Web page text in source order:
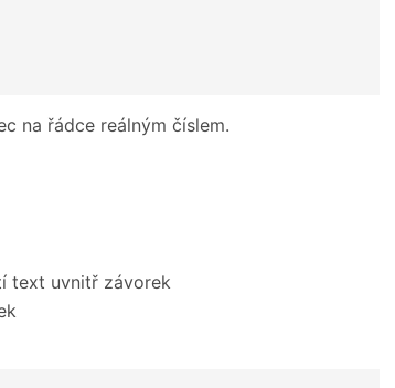
na řádce reálným číslem.
text uvnitř závorek